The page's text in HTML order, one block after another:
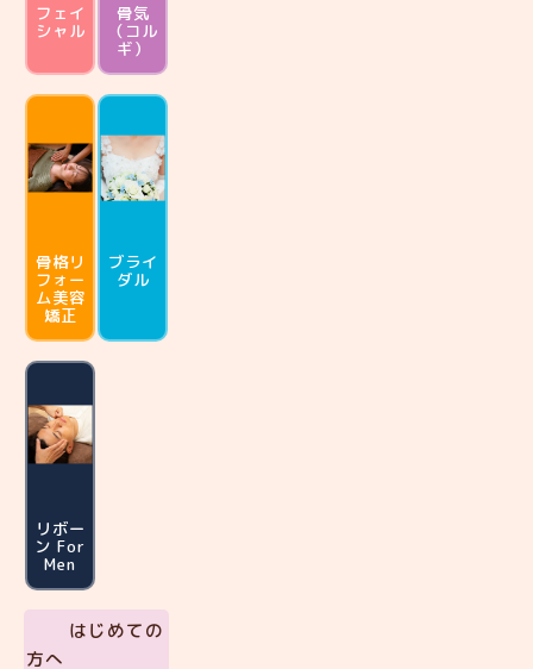
フェイ
シャル
骨気
（コル
ギ）
骨格リ
フォー
ム美容
矯正
ブライ
ダル
リボー
ン For
Men
はじめての
方へ